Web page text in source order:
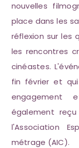
nouvelles
place dans les
réflexion sur les
les rencontres
cinéastes.
fin février et
engagement
également
l'Association
métrage (AIC).